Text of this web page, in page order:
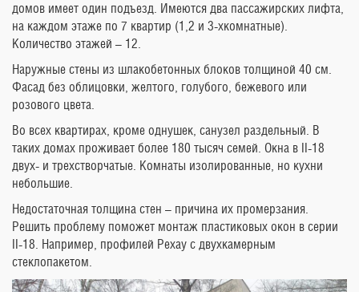
домов имеет один подъезд. Имеются два пассажирских лифта,
на каждом этаже по 7 квартир (1,2 и 3-хкомнатные).
Количество этажей – 12.
Наружные стены из шлакобетонных блоков толщиной 40 см.
Фасад без облицовки, желтого, голубого, бежевого или
розового цвета.
Во всех квартирах, кроме однушек, санузел раздельный. В
таких домах проживает более 180 тысяч семей. Окна в II-18
двух- и трехстворчатые. Комнаты изолированные, но кухни
небольшие.
Недостаточная толщина стен – причина их промерзания.
Решить проблему поможет монтаж пластиковых окон в серии
II-18. Например, профилей Рехау с двухкамерным
стеклопакетом.